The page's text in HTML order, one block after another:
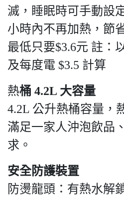
滅，睡眠時可手動設
小時內不再加熱，節
最低只要$3.6元 註：
及每度電 $3.5 計算
熱桶 4.2L 大容量
4.2L 公升熱桶容量，
滿足一家人沖泡飲品
求。
安全防護裝置
防燙龍頭：有熱水解